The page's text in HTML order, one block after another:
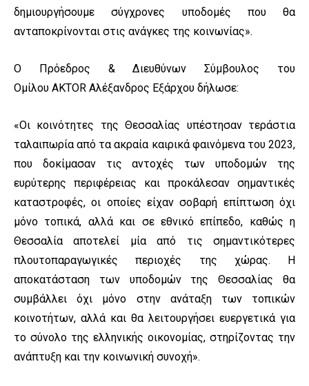
δημιουργήσουμε σύγχρονες υποδομές που θα
ανταποκρίνονται στις ανάγκες της κοινωνίας».
Ο Πρόεδρος & Διευθύνων Σύμβουλος του
Ομίλου AKTOR Αλέξανδρος Εξάρχου δήλωσε:
«Οι κοινότητες της Θεσσαλίας υπέστησαν τεράστια
ταλαιπωρία από τα ακραία καιρικά φαινόμενα του 2023,
που δοκίμασαν τις αντοχές των υποδομών της
ευρύτερης περιφέρειας και προκάλεσαν σημαντικές
καταστροφές, οι οποίες είχαν σοβαρή επίπτωση όχι
μόνο τοπικά, αλλά και σε εθνικό επίπεδο, καθώς η
Θεσσαλία αποτελεί μία από τις σημαντικότερες
πλουτοπαραγωγικές περιοχές της χώρας. Η
αποκατάσταση των υποδομών της Θεσσαλίας θα
συμβάλλει όχι μόνο στην ανάταξη των τοπικών
κοινοτήτων, αλλά και θα λειτουργήσει ευεργετικά για
το σύνολο της ελληνικής οικονομίας, στηρίζοντας την
ανάπτυξη και την κοινωνική συνοχή».